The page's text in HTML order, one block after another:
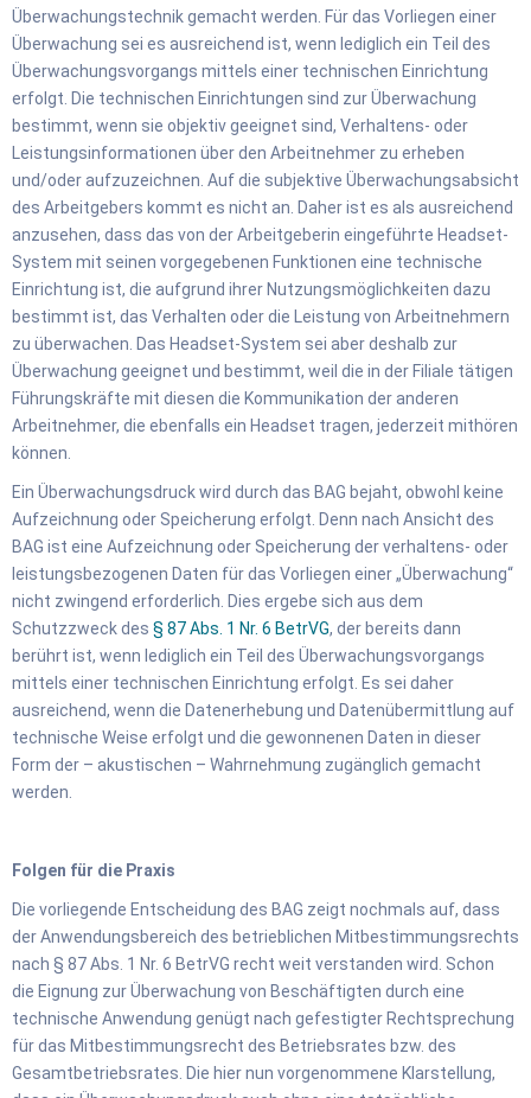
Überwachungstechnik gemacht werden. Für das Vorliegen einer
Überwachung sei es ausreichend ist, wenn lediglich ein Teil des
Überwachungsvorgangs mittels einer technischen Einrichtung
erfolgt. Die technischen Einrichtungen sind zur Überwachung
bestimmt, wenn sie objektiv geeignet sind, Verhaltens- oder
Leistungsinformationen über den Arbeitnehmer zu erheben
und/oder aufzuzeichnen. Auf die subjektive Überwachungsabsicht
des Arbeitgebers kommt es nicht an. Daher ist es als ausreichend
anzusehen, dass das von der Arbeitgeberin eingeführte Headset-
System mit seinen vorgegebenen Funktionen eine technische
Einrichtung ist, die aufgrund ihrer Nutzungsmöglichkeiten dazu
bestimmt ist, das Verhalten oder die Leistung von Arbeitnehmern
zu überwachen. Das Headset-System sei aber deshalb zur
Überwachung geeignet und bestimmt, weil die in der Filiale tätigen
Führungskräfte mit diesen die Kommunikation der anderen
Arbeitnehmer, die ebenfalls ein Headset tragen, jederzeit mithören
können.
Ein Überwachungsdruck wird durch das BAG bejaht, obwohl keine
Aufzeichnung oder Speicherung erfolgt. Denn nach Ansicht des
BAG ist eine Aufzeichnung oder Speicherung der verhaltens- oder
leistungsbezogenen Daten für das Vorliegen einer „Überwachung“
nicht zwingend erforderlich. Dies ergebe sich aus dem
Schutzzweck des § 87 Abs. 1 Nr. 6 BetrVG, der bereits dann
berührt ist, wenn lediglich ein Teil des Überwachungsvorgangs
mittels einer technischen Einrichtung erfolgt. Es sei daher
ausreichend, wenn die Datenerhebung und Datenübermittlung auf
technische Weise erfolgt und die gewonnenen Daten in dieser
Form der – akustischen – Wahrnehmung zugänglich gemacht
werden.
Folgen für die Praxis
Die vorliegende Entscheidung des BAG zeigt nochmals auf, dass
der Anwendungsbereich des betrieblichen Mitbestimmungsrechts
nach § 87 Abs. 1 Nr. 6 BetrVG recht weit verstanden wird. Schon
die Eignung zur Überwachung von Beschäftigten durch eine
technische Anwendung genügt nach gefestigter Rechtsprechung
für das Mitbestimmungsrecht des Betriebsrates bzw. des
Gesamtbetriebsrates. Die hier nun vorgenommene Klarstellung,